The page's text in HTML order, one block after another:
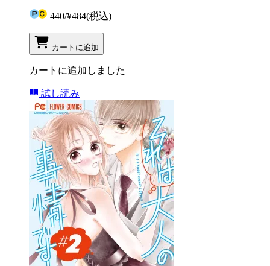
440/¥484(税込)
カートに追加
カートに追加しました
試し読み